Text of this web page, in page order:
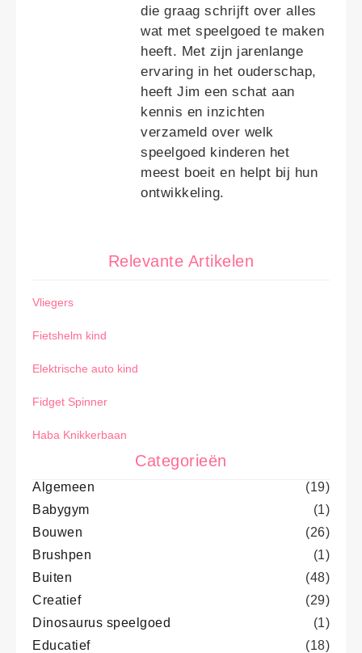
die graag schrijft over alles
wat met speelgoed te maken
heeft. Met zijn jarenlange
ervaring in het ouderschap,
heeft Jim een schat aan
kennis en inzichten
verzameld over welk
speelgoed kinderen het
meest boeit en helpt bij hun
ontwikkeling.
Relevante Artikelen
Vliegers
Fietshelm kind
Elektrische auto kind
Fidget Spinner
Haba Knikkerbaan
Categorieën
Algemeen
(19)
Babygym
(1)
Bouwen
(26)
Brushpen
(1)
Buiten
(48)
Creatief
(29)
Dinosaurus speelgoed
(1)
Educatief
(18)